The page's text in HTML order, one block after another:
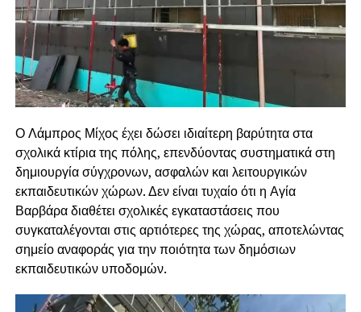
Ο Λάμπρος Μίχος έχει δώσει ιδιαίτερη βαρύτητα στα
σχολικά κτίρια της πόλης, επενδύοντας συστηματικά στη
δημιουργία σύγχρονων, ασφαλών και λειτουργικών
εκπαιδευτικών χώρων. Δεν είναι τυχαίο ότι η Αγία
Βαρβάρα διαθέτει σχολικές εγκαταστάσεις που
συγκαταλέγονται στις αρτιότερες της χώρας, αποτελώντας
σημείο αναφοράς για την ποιότητα των δημόσιων
εκπαιδευτικών υποδομών.